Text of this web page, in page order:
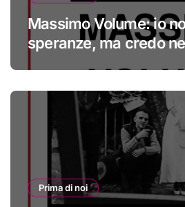
Massimo Volume: io
speranze, ma credo
Prima di noi